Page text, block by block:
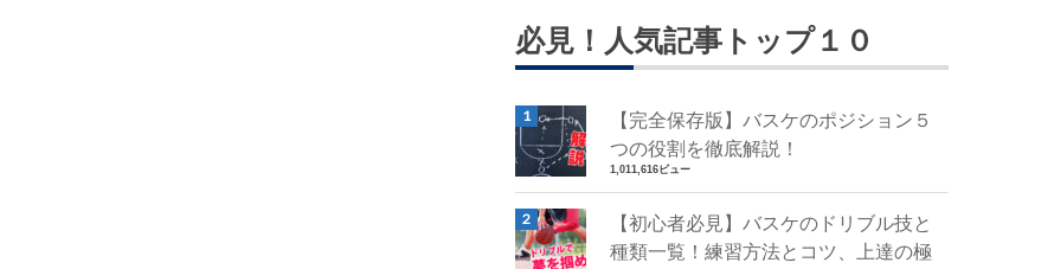
必見！人気記事トップ１０
【完全保存版】バスケのポジション５
つの役割を徹底解説！
1,011,616ビュー
【初心者必見】バスケのドリブル技と
種類一覧！練習方法とコツ、上達の極